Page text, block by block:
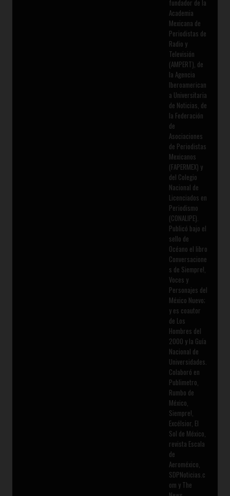
fundador de la
Academia
Mexicana de
Periodistas de
Radio y
Televisión
(AMPERT), de
la Agencia
Iberoamerican
a Universitaria
de Noticias, de
la Federación
de
Asociaciones
de Periodistas
Mexicanos
(FAPERMEX) y
del Colegio
Nacional de
Licenciados en
Periodismo
(CONALIPE).
Publicó bajo el
sello de
Océano el libro
Conversacione
s de Siempre!,
Voces y
Personajes del
México Nuevo;
y es coautor
de Los
Hombres del
2000 y la Guía
Nacional de
Universidades.
Colaboró en
Publimetro,
Rumbo de
México,
Siempre!,
Excélsior, El
Sol de México,
revista Escala
de
Aeroméxico,
SDPNoticias.c
om y The